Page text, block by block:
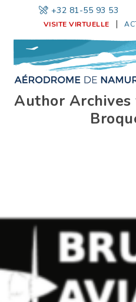
+32 81-55 93 53
VISITE VIRTUELLE
Author Archives